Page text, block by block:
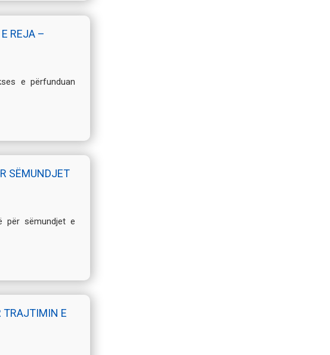
REJA –
e përfunduan
SËMUNDJET
për sëmundjet e
TRAJTIMIN E